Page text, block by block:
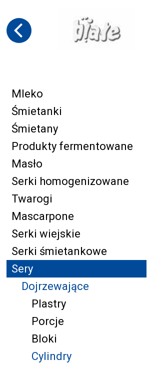
Mleko
Śmietanki
Śmietany
Produkty fermentowane
Masło
Serki homogenizowane
Twarogi
Mascarpone
Serki wiejskie
Serki śmietankowe
Sery
Dojrzewające
Plastry
Porcje
Bloki
Cylindry